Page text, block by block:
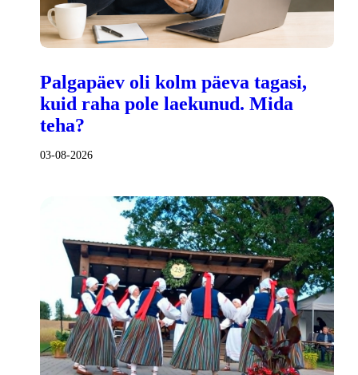
Palgapäev oli kolm päeva tagasi,
kuid raha pole laekunud. Mida
teha?
03-08-2026